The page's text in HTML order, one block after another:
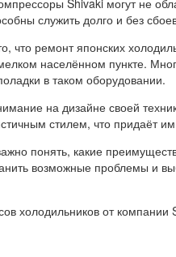
Shivaki могут не
служить долго и без
что ремонт японских
населённом пункте.
в таком оборудовании.
на дизайне своей
стилем, что придаёт
понять, какие
возможные проблемы и
холодильников от компании